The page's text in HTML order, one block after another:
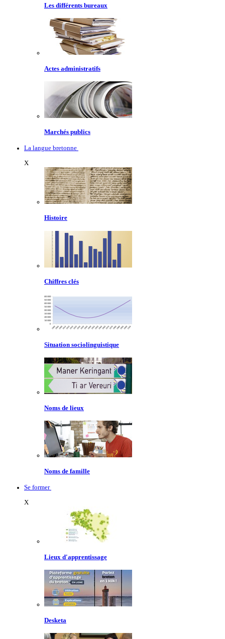
Les différents bureaux
Actes administratifs
Marchés publics
La langue bretonne
X
Histoire
Chiffres clés
Situation sociolinguistique
Noms de lieux
Noms de famille
Se former
X
Lieux d'apprentissage
Desketa